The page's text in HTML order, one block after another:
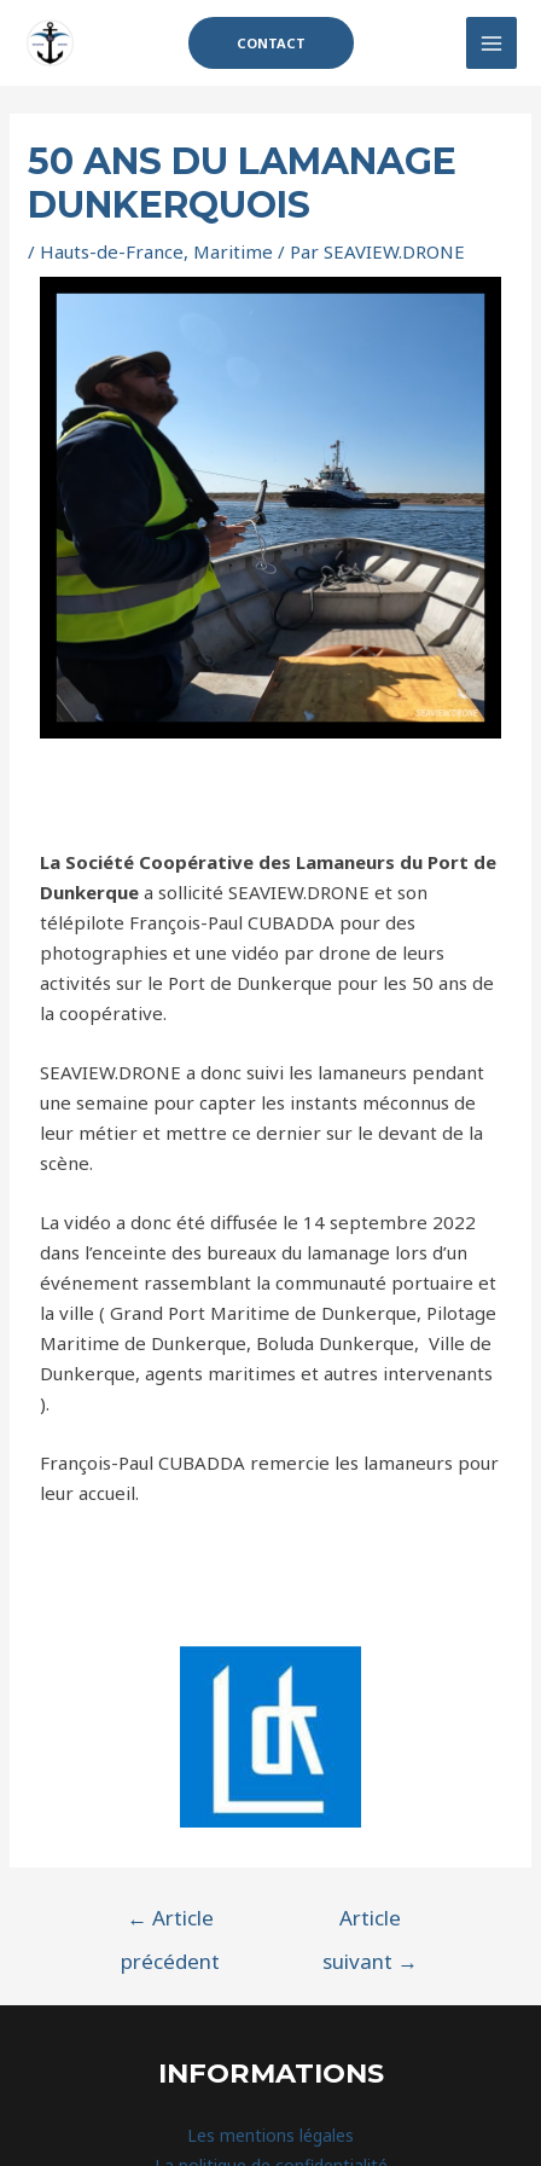
CONTACT
50 ANS DU LAMANAGE
DUNKERQUOIS
/ Hauts-de-France, Maritime / ParSEAVIEW.DRONE
La Société Coopérative des Lamaneurs du Port de
Dunkerque a sollicité SEAVIEW.DRONE et son
télépilote François-Paul CUBADDA pour des
photographies et une vidéo par drone de leurs
activités sur le Port de Dunkerque pour les 50 ans de
la coopérative.
SEAVIEW.DRONE a donc suivi les lamaneurs pendant
une semaine pour capter les instants méconnus de
leur métier et mettre ce dernier sur le devant de la
scène.
La vidéo a donc été diffusée le 14 septembre 2022
dans l’enceinte des bureaux du lamanage lors d’un
événement rassemblant la communauté portuaire et
la ville ( Grand Port Maritime de Dunkerque, Pilotage
Maritime de Dunkerque, Boluda Dunkerque, Ville de
Dunkerque, agents maritimes et autres intervenants
).
François-Paul CUBADDA remercie les lamaneurs pour
leur accueil.
← Article
précédent
Article
suivant →
INFORMATIONS
Les mentions légales